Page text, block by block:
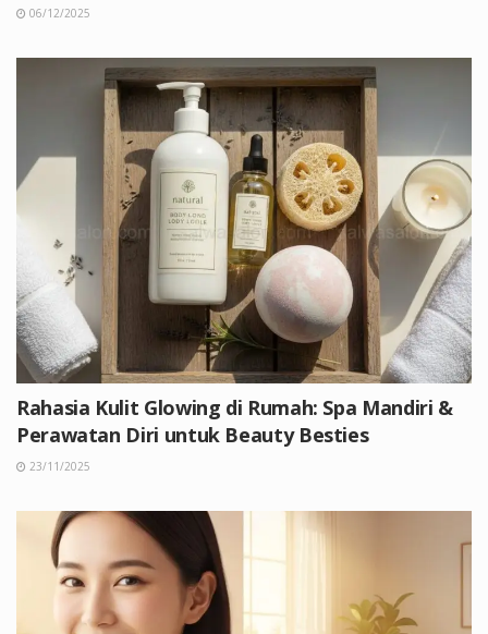
06/12/2025
Rahasia Kulit Glowing di Rumah: Spa Mandiri &
Perawatan Diri untuk Beauty Besties
23/11/2025